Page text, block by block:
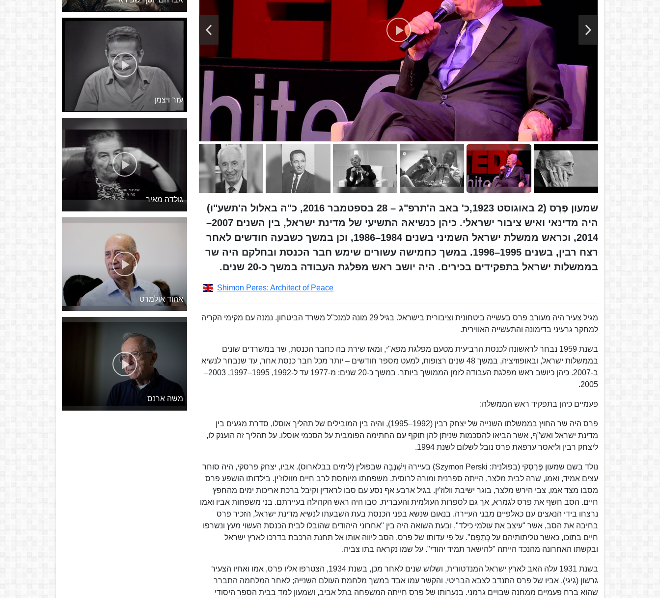
שמעון פֶּרֶס (2 באוגוסט 1923,כ' באב ה'תרפ"ג – 28 בספטמבר 2016, כ"ה באלול ה'תשע"ו)
היה מדינאי ואיש ציבור ישראלי. כיהן כנשיאהּ התשיעי של מדינת ישראל, בין השנים 2007–
2014, וכראש ממשלת ישראל השמיני בשנים 1984–1986, וכן במשך כשבעה חודשים לאחר
רצח רבין, בשנים 1995–1996. במשך כחמישה עשורים שימש חבר הכנסת ובחלקם היה שר
בממשלות ישראל בתפקידים בכירים. היה יושב ראש מפלגת העבודה במשך כ-20 שנים.
Shimon Peres: Architect of Peace
מגיל צעיר היה מעורב פרס בעשייה ביטחונית וציבורית בישראל. בגיל 29 מונה למנכ"ל משרד הביטחון. נמנה עם מקימי הקריה
למחקר גרעיני בדימונה והתעשייה האווירית.
בשנת 1959 נבחר לראשונה לכנסת הרביעית מטעם מפלגת מפא"י, ומאז שירת בה כחבר הכנסת, שר במשרדים שונים
בממשלות ישראל, ובאופוזיציה, במשך 48 שנים רצופות, למעט מספר חודשים – יותר מכל חבר כנסת אחר, עד שנבחר לנשיא
ב-2007. כיהן כיושב ראש מפלגת העבודה לזמן הממושך ביותר, במשך כ-20 שנים: מ-1977 עד ל-1992, 1995–1997, 2003–
2005.
פעמיים כיהן בתפקיד ראש הממשלה:
פרס היה שר החוץ בממשלתו השנייה של יצחק רבין (1992–1995), והיה בין המובילים של תהליך אוסלו, סדרת מגעים בין
מדינת ישראל ואש"ף, אשר הביאו להסכמות שניתן להן תוקף עם החתימה הפומבית על הסכמי אוסלו. על תהליך זה הוענק לו,
ליצחק רבין וליאסר ערפאת פרס נובל לשלום לשנת 1994.
נולד בשם שמעון פֶּרְסְקי (בפולנית: Szymon Perski) בעיירה וִישְׁנֶבָה שבפולין (לימים בבלארוס). אביו, יצחק פרסקי, היה סוחר
עצים אמיד, ואמו, שרה לבית מלצר, הייתה ספרנית ומורה לרוסית. משפחתו מיוחסת לרב חיים מוולוז'ין. בילדותו הושפע פרס
מסבו מצד אמו, צבי הירש מלצר, בוגר ישיבת וולוז'ין. בגיל ארבע אף נסע עם סבו לראדין וקיבל ברכת אריכות ימים מהחפץ
חיים. הסב חשף את פרס לגמרא, אך גם לספרות העולמית והעברית. סבו היה ראש הקהילה בעיירתם. בני משפחות אביו ואמו
נרצחו בידי הנאצים עם כאלפיים מבני העיירה. בנאום שנשא בפני הכנסת בעת השבעתו לנשיא מדינת ישראל, הזכיר פרס
בחיבה את הסב, אשר "עיצב את עולמי כילד", ובעת השואה היה בין "אחרוני היהודים שהובלו לבית הכנסת העשוי מעץ ונשרפו
חיים בתוכו, כאשר טליתותיהם על כְּתֵפָם". על פי עדותו של פרס, הסב ליווה אותו אל תחנת הרכבת בדרכו לארץ ישראל
ובקשתו האחרונה מהנכד הייתה "להישאר תמיד יהודי". על שמו נקראה בתו צביה.
בשנת 1931 עלה האב לארץ ישראל המנדטורית, ושלוש שנים לאחר מכן, בשנת 1934, הצטרפו אליו פרס, אמו ואחיו הצעיר
גרשון (גיגי). אביו של פרס התנדב לצבא הבריטי, והקשר עמו אבד במשך מלחמת העולם השנייה; לאחר המלחמה התברר
שהוא ברח פעמיים ממחנה שבויים גרמני. בנערותו של פרס חייתה המשפחה בתל אביב, ושמעון למד בבית הספר היסודי
עזר ויצמן
גולדה מאיר
אהוד אולמרט
משה ארנס